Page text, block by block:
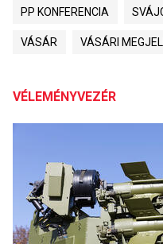
PP KONFERENCIA
VÁSÁR VÁSÁRI
VÉLEMÉNYVEZÉR